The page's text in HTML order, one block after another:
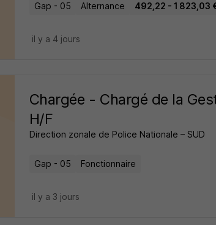
Gap - 05 Alternance 492,22 - 1 823,03
il y a 4 jours
Chargée - Chargé de la
H/F
Direction zonale de Police Nationale – SUD
Gap - 05 Fonctionnaire
il y a 3 jours